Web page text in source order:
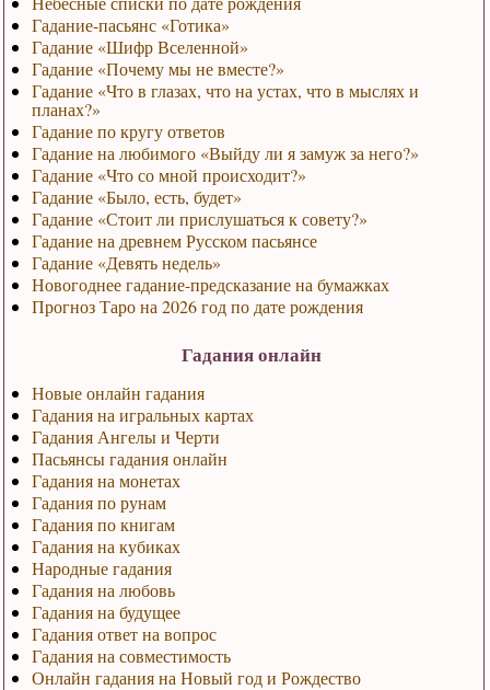
Гадание-пасьянс «Готика»
Гадание «Шифр Вселенной»
Гадание «Почему мы не вместе?»
Гадание «Что в глазах, что на устах, что в мыслях и
планах?»
Гадание по кругу ответов
Гадание на любимого «Выйду ли я замуж за него?»
Гадание «Что со мной происходит?»
Гадание «Было, есть, будет»
Гадание «Стоит ли прислушаться к совету?»
Гадание на древнем Русском пасьянсе
Гадание «Девять недель»
Новогоднее гадание-предсказание на бумажках
Прогноз Таро на 2026 год по дате рождения
Гадания онлайн
Новые онлайн гадания
Гадания на игральных картах
Гадания Ангелы и Черти
Пасьянсы гадания онлайн
Гадания на монетах
Гадания по рунам
Гадания по книгам
Гадания на кубиках
Народные гадания
Гадания на любовь
Гадания на будущее
Гадания ответ на вопрос
Гадания на совместимость
Онлайн гадания на Новый год и Рождество